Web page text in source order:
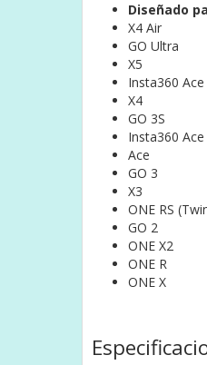
Diseñado
X4 Air
GO Ultra
X5
Insta360
X4
GO 3S
Insta360
Ace
GO 3
X3
ONE RS
GO 2
ONE X2
ONE R
ONE X